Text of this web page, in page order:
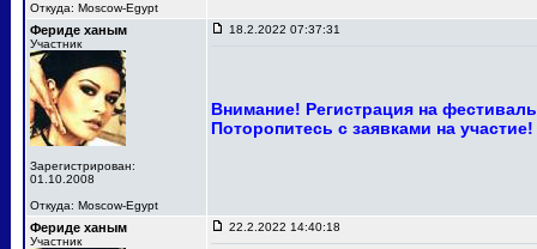
Откуда: Moscow-Egypt
Фериде ханым
Участник
Зарегистрирован:
01.10.2008
Откуда: Moscow-Egypt
18.2.2022 07:37:31
Внимание! Регистрация на
Поторопитесь с заявками на участие!
Фериде ханым
Участник
22.2.2022 14:40:18